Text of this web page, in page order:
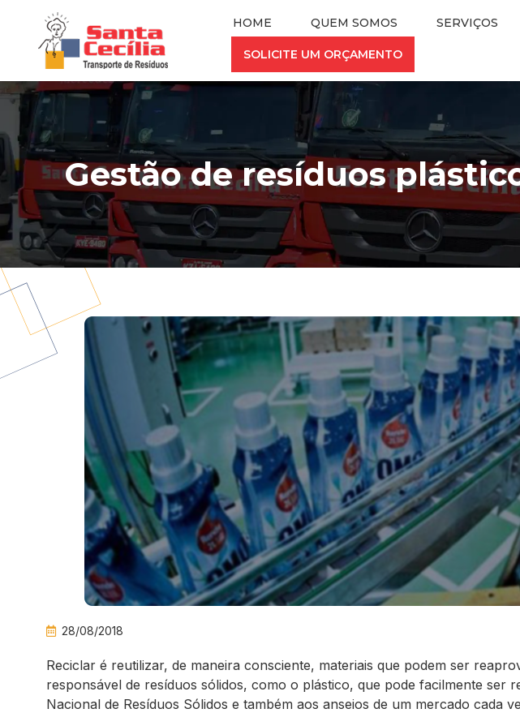
HOME QUEM SOMOS SERVIÇOS
SOLICITE UM ORÇAMENTO
Gestão de resíduos
28/08/2018
Reciclar é reutilizar, de maneira consciente, materiais que podem ser
responsável de resíduos sólidos, como o plástico, que pode facilmente ser
Nacional de Resíduos Sólidos e também aos anseios de um mercado cada